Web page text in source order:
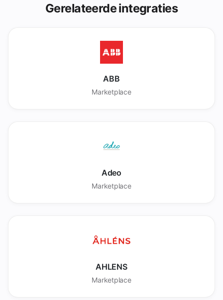
Gerelateerde integraties
ABB
Marketplace
Adeo
Marketplace
AHLENS
Marketplace